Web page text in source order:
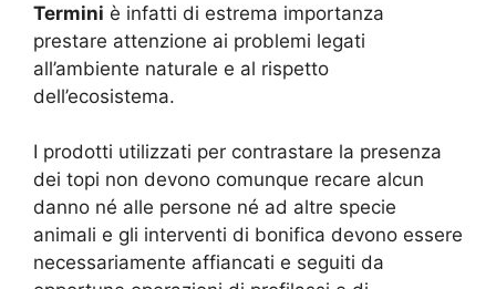
Termini è infatti di estrema importanza
prestare attenzione ai problemi legati
all’ambiente naturale e al rispetto
dell’ecosistema.
I prodotti utilizzati per contrastare la presenza
dei topi non devono comunque recare alcun
danno né alle persone né ad altre specie
animali e gli interventi di bonifica devono essere
necessariamente affiancati e seguiti da